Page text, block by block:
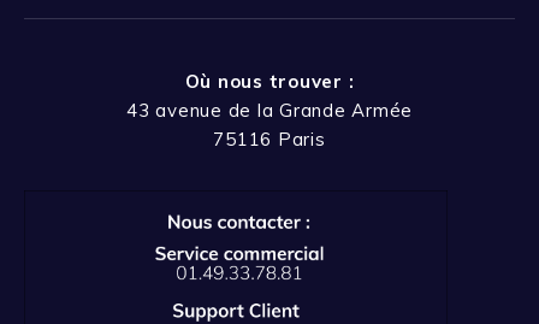
Où nous trouver :
43 avenue de la Grande Armée
75116 Paris